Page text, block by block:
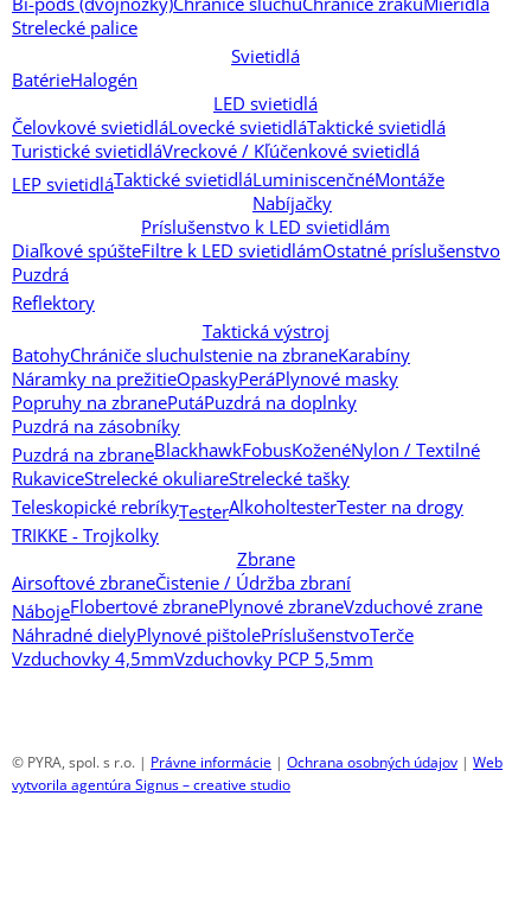
Strelecké palice
Svietidlá
BatérieHalogén
LED svietidlá
Čelovkové svietidláLovecké svietidláTaktické svietidlá
Turistické svietidláVreckové / Kľúčenkové svietidlá
LEP svietidláTaktické svietidláLuminiscenčnéMontáže
Nabíjačky
Príslušenstvo k LED svietidlám
Diaľkové spúšteFiltre k LED svietidlámOstatné príslušenstvo
Puzdrá
Reflektory
Taktická výstroj
BatohyChrániče sluchuIstenie na zbraneKarabíny
Náramky na prežitieOpaskyPeráPlynové masky
Popruhy na zbranePutáPuzdrá na doplnky
Puzdrá na zásobníky
Puzdrá na zbraneBlackhawkFobusKoženéNylon / Textilné
RukaviceStrelecké okuliareStrelecké tašky
Teleskopické rebríkyTesterAlkoholtesterTester na drogy
TRIKKE - Trojkolky
Zbrane
Airsoftové zbraneČistenie / Údržba zbraní
NábojeFlobertové zbranePlynové zbraneVzduchové zrane
Náhradné dielyPlynové pištolePríslušenstvoTerče
Vzduchovky 4,5mmVzduchovky PCP 5,5mm
© PYRA, spol. s r.o. | Právne informácie | Ochrana osobných údajov | Web
vytvorila agentúra Signus – creative studio